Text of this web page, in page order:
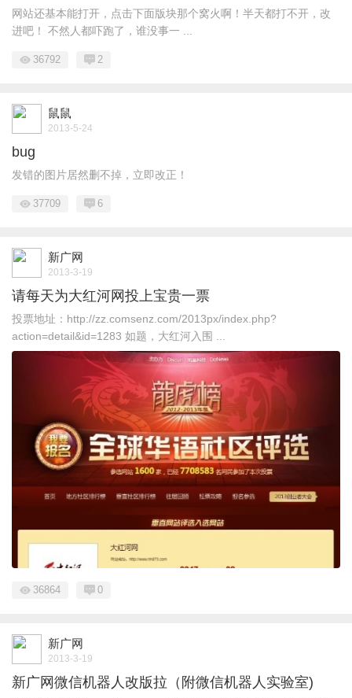
网站还基本能打开，点击下面版块那个窝火啊！半天都打不开，改
进吧！ 不然人都吓跑了，谁没事一 ...
36792 2
鼠鼠
2013-5-24
bug
发错的图片居然删不掉，立即改正！
37709 6
新广网
2013-3-19
请每天为大红河网投上宝贵一票
投票地址：http://zz.comsenz.com/2013px/index.php?
action=detail&id=1283 如题，大红河入围 ...
36864 0
新广网
2013-3-19
新广网微信机器人改版拉（附微信机器人实验室)